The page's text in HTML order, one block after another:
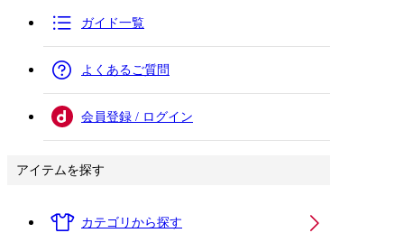
ガイド一覧
よくあるご質問
会員登録 / ログイン
アイテムを探す
カテゴリから探す